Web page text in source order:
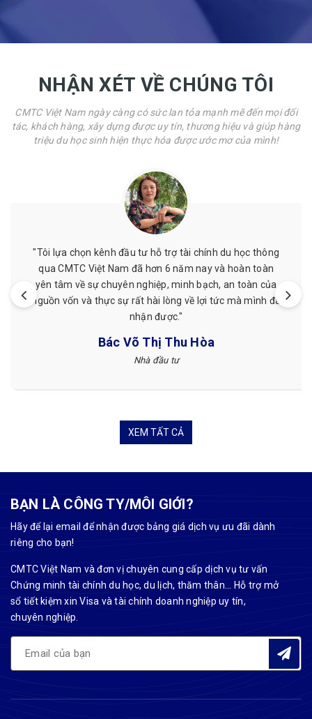
NHẬN XÉT VỀ CHÚNG TÔI
CMTC Việt Nam ngày càng có sức lan tỏa mạnh mẽ đến mọi đối
tác, khách hàng, xây dựng được uy tín, thương hiệu và giúp hàng
triệu du học sinh hiện thực hóa được ước mơ của mình!
"Tôi lựa chọn kênh đầu tư hỗ trợ tài chính du học thông
qua CMTC Việt Nam đã hơn 6 năm nay và hoàn toàn
yên tâm về sự chuyên nghiệp, minh bạch, an toàn của
nguồn vốn và thực sự rất hài lòng về lợi tức mà mình đã
nhận được."
Bác Võ Thị Thu Hòa
Nhà đầu tư
XEM TẤT CẢ
BẠN LÀ CÔNG TY/MÔI GIỚI?
Hãy để lại email để nhận được bảng giá dịch vụ ưu đãi dành
riêng cho bạn!
CMTC Việt Nam và đơn vị chuyên cung cấp dịch vụ tư vấn
Chứng minh tài chính du học, du lịch, thăm thân... Hỗ trợ mở
sổ tiết kiệm xin Visa và tài chính doanh nghiệp uy tín,
chuyên nghiệp.